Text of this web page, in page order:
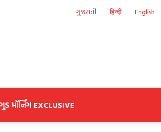
ગુજરાતી हिन्दी English
ગુડ મૉર્નિંગ EXCLUSIVE